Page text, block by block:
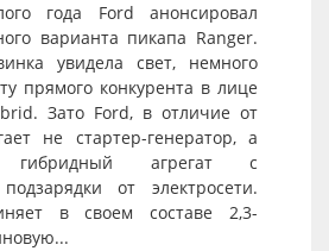
года Ford анонсировал
варианта пикапа Ranger.
увидела свет, немного
прямого конкурента в лице
Зато Ford, в отличие от
не стартер-генератор, а
гибридный агрегат с
от электросети.
в своем составе 2,3-